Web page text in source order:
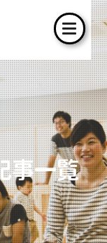
一覧